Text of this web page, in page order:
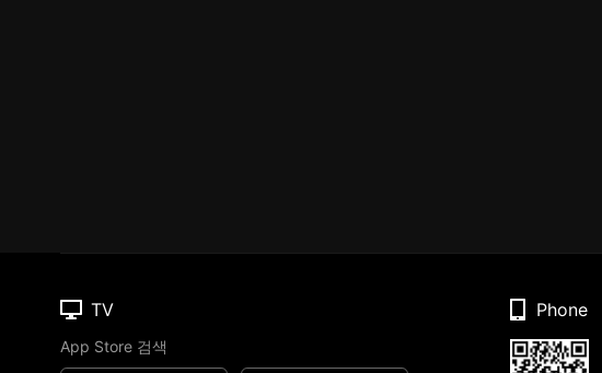
TV
App Store 검색
Phone